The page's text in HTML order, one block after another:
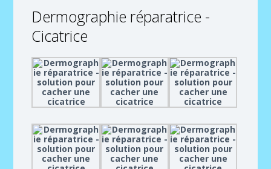
Dermographie réparatrice -
Cicatrice